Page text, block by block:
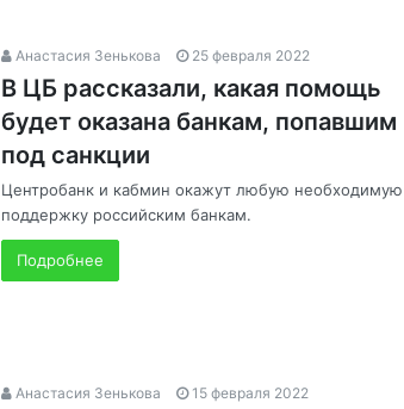
Анастасия Зенькова 25 февраля 2022
В ЦБ рассказали, какая помощь
будет оказана банкам, попавшим
под санкции
Центробанк и кабмин окажут любую необходимую
поддержку российским банкам.
Подробнее
Анастасия Зенькова 15 февраля 2022